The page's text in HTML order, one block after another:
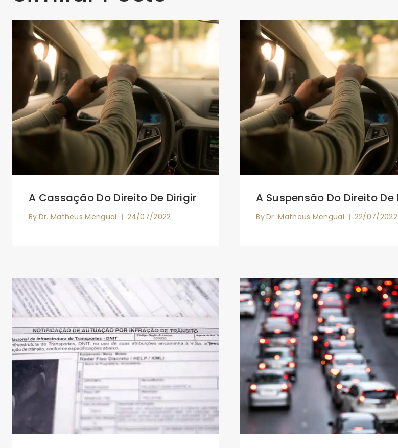
A Cassação Do Direito De Dirigir
By Dr. Matheus Mengual 24/07/2022
A Suspensão Do Direito De
ByDr. Matheus Mengual 22/07/2022